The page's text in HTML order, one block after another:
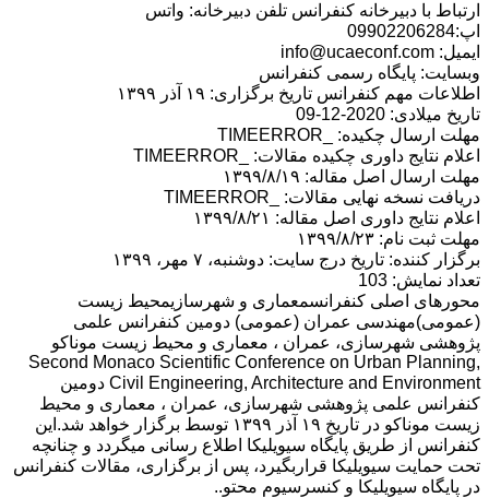
ارتباط با دبیرخانه کنفرانس تلفن دبیرخانه: واتس
اپ:09902206284
ایمیل: info@ucaeconf.com
وبسایت: پایگاه رسمی کنفرانس
اطلاعات مهم کنفرانس تاریخ برگزاری: ۱۹ آذر ۱۳۹۹
تاریخ میلادی: 2020-12-09
مهلت ارسال چکیده: _TIMEERROR
اعلام نتایج داوری چکیده مقالات: _TIMEERROR
مهلت ارسال اصل مقاله: ۱۳۹۹/۸/۱۹
دریافت نسخه نهایی مقالات: _TIMEERROR
اعلام نتایج داوری اصل مقاله: ۱۳۹۹/۸/۲۱
مهلت ثبت نام: ۱۳۹۹/۸/۲۳
برگزار کننده: تاریخ درج سایت: دوشنبه، ۷ مهر، ۱۳۹۹
تعداد نمایش: 103
محورهای اصلی کنفرانسمعماری و شهرسازیمحیط زیست
(عمومی)مهندسی عمران (عمومی) دومین کنفرانس علمی
پژوهشی شهرسازی، عمران ، معماری و محیط زیست موناکو
Second Monaco Scientific Conference on Urban Planning,
Civil Engineering, Architecture and Environment دومین
کنفرانس علمی پژوهشی شهرسازی، عمران ، معماری و محیط
زیست موناکو در تاریخ ۱۹ آذر ۱۳۹۹ توسط برگزار خواهد شد.این
کنفرانس از طریق پایگاه سیویلیکا اطلاع رسانی میگردد و چنانچه
تحت حمایت سیویلیکا قراربگیرد، پس از برگزاری، مقالات کنفرانس
در پایگاه سیویلیکا و کنسرسیوم محتو..